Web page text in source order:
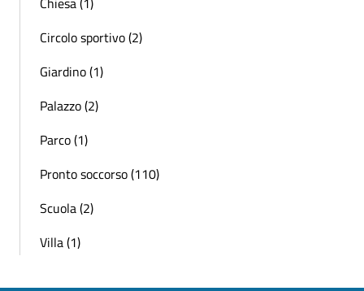
Circolo sportivo (2)
Giardino (1)
Palazzo (2)
Parco (1)
Pronto soccorso (110)
Scuola (2)
Villa (1)